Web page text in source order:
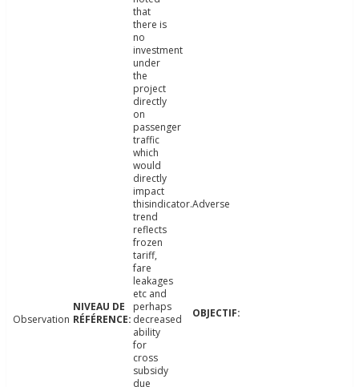
Observation
that
there is
no
investment
under
the
project
directly
on
passenger
traffic
which
would
directly
impact
thisindicator.Adverse
trend
reflects
frozen
tariff,
fare
leakages
etc and
perhaps
decreased
ability
for
cross
subsidy
due